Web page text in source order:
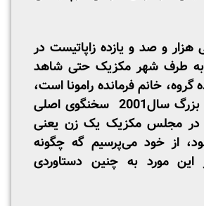
هزار و صد و یازده زاپاتیست در
سپتامبر 1997 به طرف شهر مکزیک حتی شاهد
گروه، خانم فرمانده رامونا است،
یا در راهپیمایی بزرگ سال2001 سخنگوی اصلی
در مجلس مکزیک یک زن یعنی
از خود می‌پرسیم گه چگونه
این مورد به چنین دستاوردی